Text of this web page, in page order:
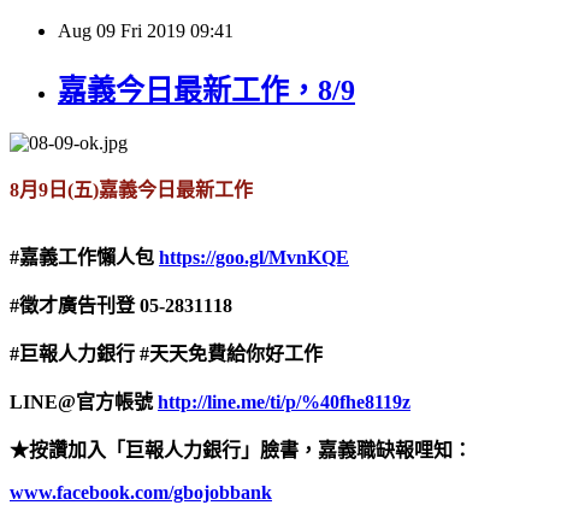
Aug 09 Fri 2019 09:41
嘉義今日最新工作，8/9
8月 9 日 (五)嘉義今日最新工作
#嘉義工作懶人包 https://goo.gl/MvnKQE
#徵才廣告刊登05-2831118
#巨報人力銀行 #天天免費給你好工作
LINE@官方帳號 http://line.me/ti/p/%40fhe8119z
★按讚加入「巨報人力銀行」臉書，嘉義職缺報哩知：
www.facebook.com/gbojobbank